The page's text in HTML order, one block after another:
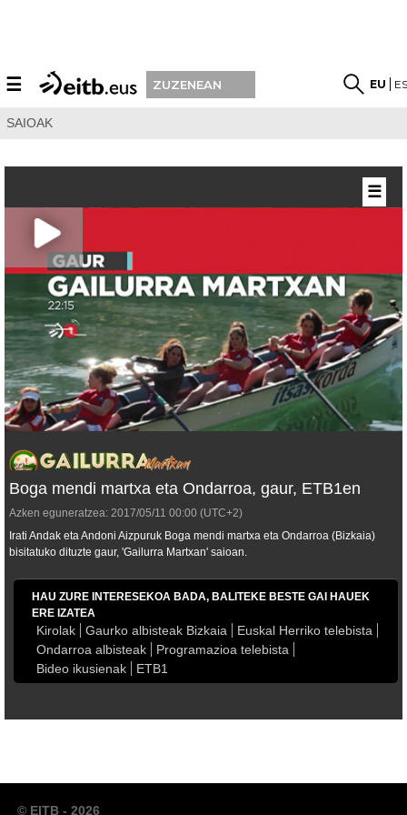
☰ ZUZENEAN EU
SAIOAK
Boga mendi martxa eta Ondarroa, gaur, ETB1en
Azken eguneratzea: 2017/05/11 00:00 (UTC+2)
Irati Andak eta Andoni Aizpuruk Boga mendi martxa eta Ondarroa (Bizkaia)
bisitatuko dituzte gaur, 'Gailurra Martxan' saioan.
HAU ZURE INTERESEKOA BADA, BALITEKE BESTE GAI HAUEK
ERE IZATEA
Kirolak Gaurko albisteak Bizkaia
Euskal Herriko telebista
Ondarroa albisteak
Programazioa telebista
Bideo ikusienak
ETB1
☰
© EITB - 2026